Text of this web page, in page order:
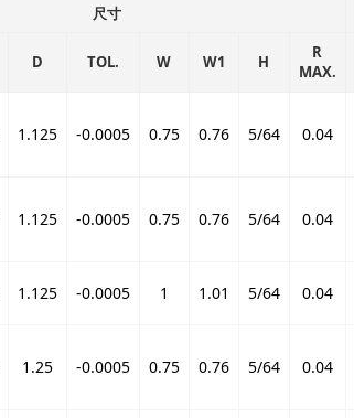
尺寸
D TOL. W W1 H
R
MAX.
1.125 -0.0005 0.75 0.76 5/64 0.04
1.125 -0.0005 0.75 0.76 5/64 0.04
1.125 -0.0005 1 1.01 5/64 0.04
1.25 -0.0005 0.75 0.76 5/64 0.04